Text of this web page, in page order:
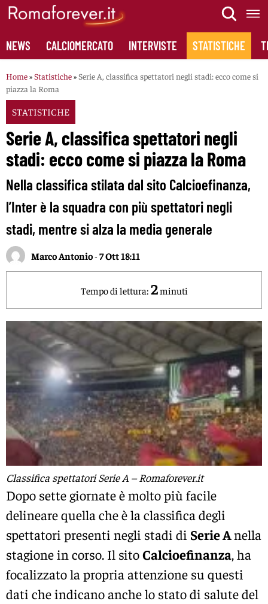
Skip
content
NEWS CALCIOMERCATO INTERVISTE STATISTICHE
Home»Statistiche»Serie A, classifica spettatori negli stadi: ecco come si
piazza la Roma
STATISTICHE
Serie A, classifica spettatori negli
stadi: ecco come si piazza la Roma
Nella classifica stilata dal sito Calcioefinanza,
l’Inter è la squadra con più spettatori negli
stadi, mentre si alza la media generale
Marco Antonio-7 Ott 18:11
Tempo di lettura: 2minuti
Classifica spettatori Serie A – Romaforever.it
Dopo sette giornate è molto più facile
delineare quella che è la classifica degli
spettatori presenti negli stadi di Serie Anella
stagione in corso. Il sitoCalcioefinanza, ha
focalizzato la propria attenzione su questi
dati che indicano anche lo stato di salute del